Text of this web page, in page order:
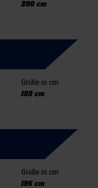
200 cm
Größe in cm
189 cm
Größe in cm
196 cm